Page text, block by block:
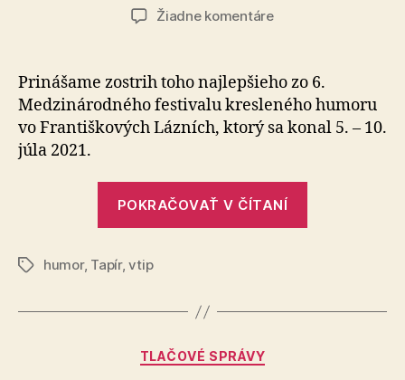
Žiadne komentárena
ročníka
Medzinárodného
festivalu
Prinášame zostrih toho najlepšieho zo 6.
Medzinárodného festivalu kresleného humoru
vo Františkových Lázních, ktorý sa konal 5. – 10.
júla 2021.
POKRAČOVAŤ V ČÍTANÍ
festivalu
Značkyhumor, Tapír,vtip
Kategórie
TLAČOVÉ SPRÁVY